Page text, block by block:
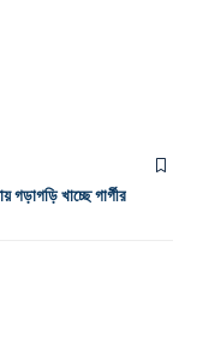
গড়াগড়ি খাচ্ছে গার্গীর